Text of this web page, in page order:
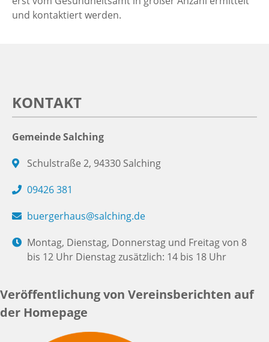
und kontaktiert werden.
KONTAKT
Gemeinde Salching
Schulstraße 2, 94330 Salching
09426 381
buergerhaus@salching.de
Montag, Dienstag, Donnerstag und Freitag von 8
bis 12 Uhr Dienstag zusätzlich: 14 bis 18 Uhr
Veröffentlichung von Vereinsberichten auf
der Homepage